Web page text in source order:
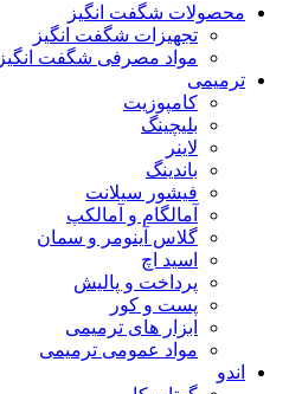
محصولات شگفت انگیز
تجهیزات شگفت انگیز
مواد مصرفی شگفت انگیز
ترمیمی
کامپوزیت
بلیچینگ
لاینر
باندینگ
فیشور سیلانت
آمالگام و آمالکپ
گلاس آینومر و سمان
اسید اچ
پرداخت و پالیش
پست و کور
ابزار های ترمیمی
مواد عمومی ترمیمی
اندو